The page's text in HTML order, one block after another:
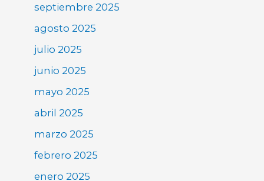
septiembre 2025
agosto 2025
julio 2025
junio 2025
mayo 2025
abril 2025
marzo 2025
febrero 2025
enero 2025